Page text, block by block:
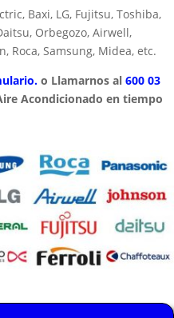
Baxi, LG, Fujitsu, Toshiba,
Orbegozo, Airwell,
Roca, Samsung, Midea, etc.
o Llamarnos al 600 03
Acondicionado en tiempo